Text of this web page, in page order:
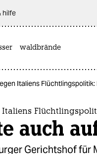
hilfe
waldbrände
Italiens
Italiens
auch
Gerichtshof für